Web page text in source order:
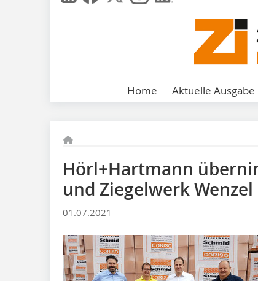
Home Aktuelle Ausgabe
Hörl+Hartmann
und Ziegelwerk Wenzel
01.07.2021